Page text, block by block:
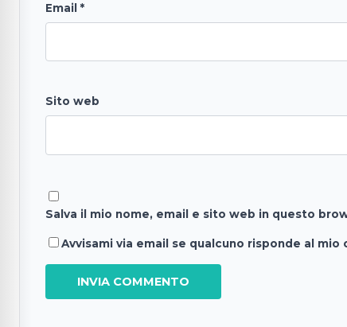
Email *
Sito web
Salva il mio nome, email e sito web in questo
Avvisami via email se qualcuno risponde al mio